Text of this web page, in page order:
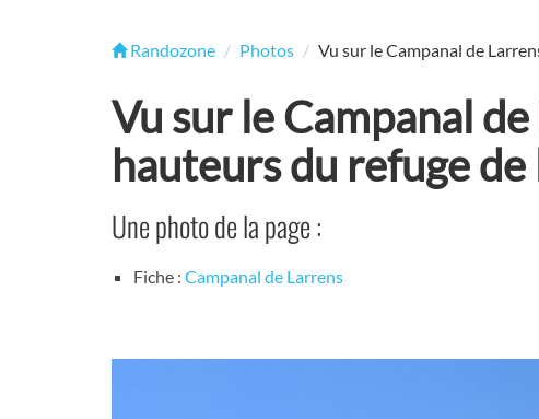
Randozone Photos Vu sur le Campanal de
Vu sur le Campanal
hauteurs du refuge de
Une photo de la page :
Fiche : Campanal de Larrens